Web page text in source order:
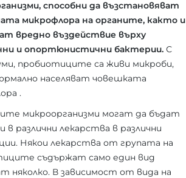
способни да възстановяват
микрофлора на органите, както и
вредно въздействие върху
и опортюнистични бактерии. С
пробиотиците са живи микроби,
населяват човешката
.
микроорганизми могат да бъдат
в различни лекарства в различни
Някои лекарства от групата на
съдържат само един вид
няколко. В зависимост от вида на